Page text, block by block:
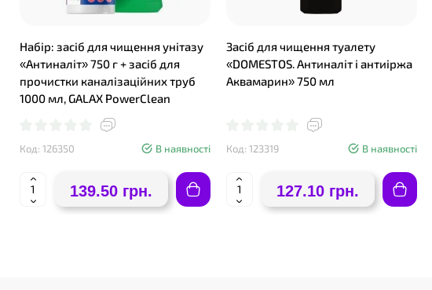
Набір: засіб для чищення унітазу
«Антиналіт» 750 г + засіб для
прочистки каналізаційних труб
1000 мл, GALAX PowerClean
Код: 126350 В наявності
139.50 грн.
Засіб для чищення туалету
«DOMESTOS. Антиналіт і антиіржа
Аквамарин» 750 мл
Код: 123319 В наявності
127.10 грн.